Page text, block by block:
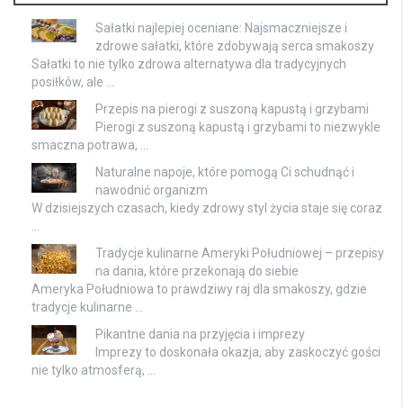
Sałatki najlepiej oceniane: Najsmaczniejsze i
zdrowe sałatki, które zdobywają serca smakoszy
Sałatki to nie tylko zdrowa alternatywa dla tradycyjnych
posiłków, ale …
Przepis na pierogi z suszoną kapustą i grzybami
Pierogi z suszoną kapustą i grzybami to niezwykle
smaczna potrawa, …
Naturalne napoje, które pomogą Ci schudnąć i
nawodnić organizm
W dzisiejszych czasach, kiedy zdrowy styl życia staje się coraz
Tradycje kulinarne Ameryki Południowej – przepisy
na dania, które przekonają do siebie
Ameryka Południowa to prawdziwy raj dla smakoszy, gdzie
tradycje kulinarne …
Pikantne dania na przyjęcia i imprezy
Imprezy to doskonała okazja, aby zaskoczyć gości
nie tylko atmosferą, …